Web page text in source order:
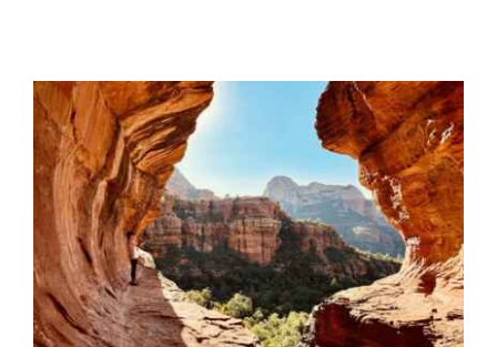
Charging
time
Write a
book